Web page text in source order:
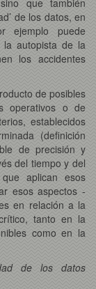
de los datos, en
ejemplo puede
la autopista de la
los accidentes
de posibles
operativos o de
establecidos
(definición
de precisión y
del tiempo y del
aplican esos
esos aspectos -
en relación a la
tanto en la
como en la
de los datos